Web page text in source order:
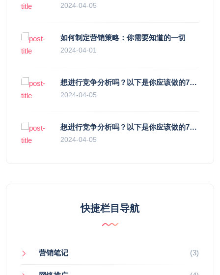
2024-04-05
如何制定营销策略：你需要知道的一切
2024-04-01
想进行竞争分析吗？以下是你应该做的7个理由
2024-04-05
想进行竞争分析吗？以下是你应该做的7个理由
2024-04-05
快捷栏目导航
营销笔记 (3)